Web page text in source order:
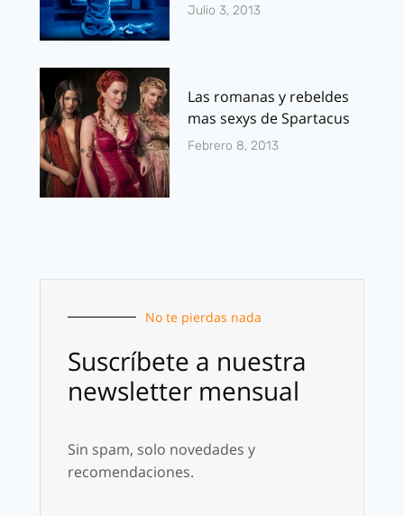
Julio 3, 2013
Las romanas y rebeldes
mas sexys de Spartacus
Febrero 8, 2013
No te pierdas nada
Suscríbete a nuestra
newsletter mensual
Sin spam, solo novedades y
recomendaciones.